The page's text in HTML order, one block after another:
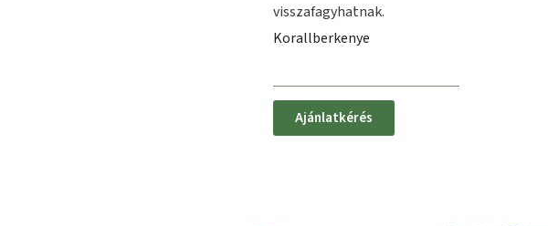
visszafagyhatnak.
Korallberkenye
Ajánlatkérés